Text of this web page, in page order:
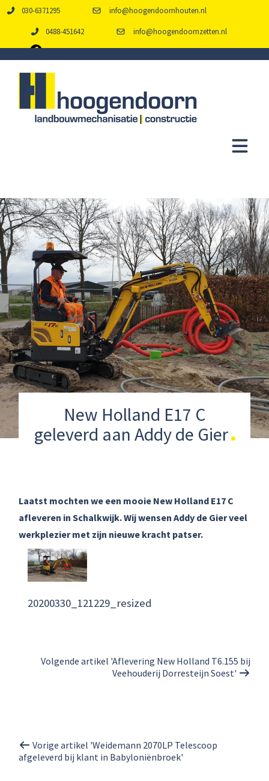
030-6371295 info@hoogendoornhouten.nl
0488-451642 info@hoogendoornzetten.nl
New Holland E17 C
geleverd aan Addy de Gier
Laatst mochten we een mooie New Holland E17 C
afleveren in Schalkwijk. Wij wensen Addy de Gier veel
werkplezier met zijn nieuwe kracht patser.
20200330_121229_resized
Volgende artikel 'Aflevering New Holland T6.155 bij
Veehouderij Dorresteijn Soest'
Vorige artikel 'Weidemann 2070LP Telescoop
afgeleverd bij klant in Babyloniënbroek'